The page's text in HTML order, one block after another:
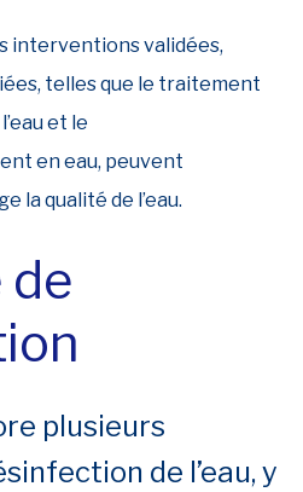
interventions validées,
telles que le traitement
et le
en eau, peuvent
la qualité de l’eau.
de
plusieurs
de l’eau, y